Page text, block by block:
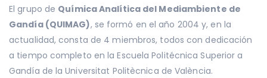
El grupo de Química Analítica del Mediambiente de
Gandía (QUIMAG), se formó en el año 2004 y, en la
actualidad, consta de 4 miembros, todos con dedicación
a tiempo completo en la Escuela Politécnica Superior a
Gandía de la Universitat Politècnica de València.